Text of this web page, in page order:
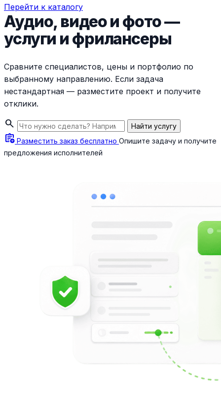
Перейти к каталогу
Аудио, видео и фото —
услуги и фрилансеры
Сравните специалистов, цены и портфолио по
выбранному направлению. Если задача
нестандартная — разместите проект и получите
отклики.
search Найти услугу
assignment_add Разместить заказ бесплатно Опишите задачу и получите
предложения исполнителей